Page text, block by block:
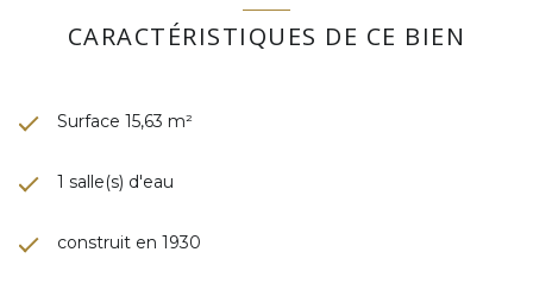
CARACTÉRISTIQUES DE CE BIEN
Surface 15,63 m²
1 salle(s) d'eau
construit en 1930